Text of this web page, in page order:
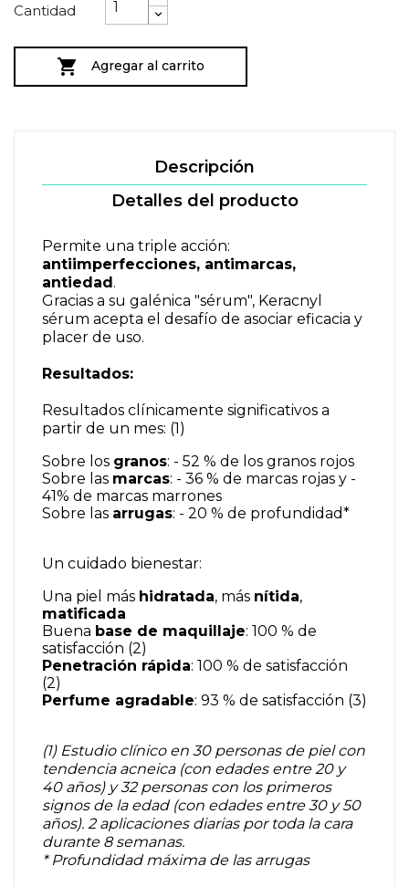
Cantidad
 Agregar al carrito
Descripción
Detalles del producto
Permite una triple acción:
antiimperfecciones, antimarcas,
antiedad.
Gracias a su galénica "sérum", Keracnyl
sérum acepta el desafío de asociar eficacia y
placer de uso.
Resultados:
Resultados clínicamente significativos a
partir de un mes: (1)
Sobre los granos: - 52 % de los granos rojos
Sobre las marcas: - 36 % de marcas rojas y -
41% de marcas marrones
Sobre las arrugas: - 20 % de profundidad*
Un cuidado bienestar:
Una piel más hidratada, más nítida,
matificada
Buena base de maquillaje: 100 % de
satisfacción (2)
Penetración rápida: 100 % de satisfacción
(2)
Perfume agradable: 93 % de satisfacción (3)
(1) Estudio clínico en 30 personas de piel con
tendencia acneica (con edades entre 20 y
40 años) y 32 personas con los primeros
signos de la edad (con edades entre 30 y 50
años). 2 aplicaciones diarias por toda la cara
durante 8 semanas.
* Profundidad máxima de las arrugas